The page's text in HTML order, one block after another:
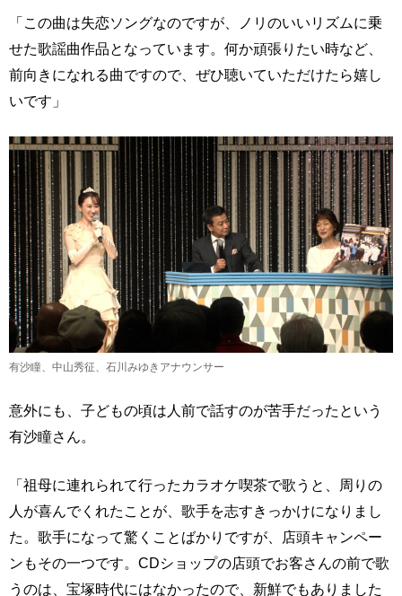
「この曲は失恋ソングなのですが、ノリのいいリズムに乗
せた歌謡曲作品となっています。何か頑張りたい時など、
前向きになれる曲ですので、ぜひ聴いていただけたら嬉し
いです」
有沙瞳、中山秀征、石川みゆきアナウンサー
意外にも、子どもの頃は人前で話すのが苦手だったという
有沙瞳さん。
「祖母に連れられて行ったカラオケ喫茶で歌うと、周りの
人が喜んでくれたことが、歌手を志すきっかけになりまし
た。歌手になって驚くことばかりですが、店頭キャンペー
ンもその一つです。CDショップの店頭でお客さんの前で歌
うのは、宝塚時代にはなかったので、新鮮でもありました